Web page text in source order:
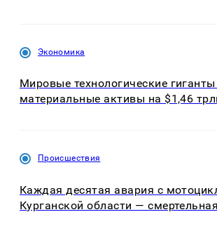
Экономика
Мировые технологические
материальные активы на $1,46
Происшествия
Каждая десятая авария с
Курганской области — смертельная